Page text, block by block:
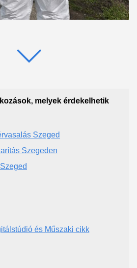
melyek érdekelhetik
Szeged
Szegeden
és Műszaki cikk